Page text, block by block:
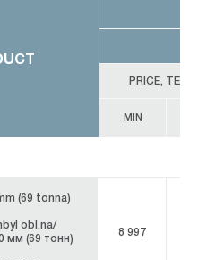
PRICE,
MIN
(69 tonna)
obl.na/
мм (69 тонн)
8 997